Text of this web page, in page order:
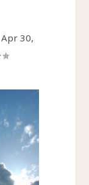
Apr 30,